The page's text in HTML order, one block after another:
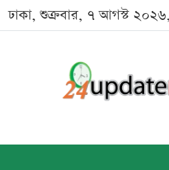
ঢাকা, শুক্রবার, ৭ আগস্ট